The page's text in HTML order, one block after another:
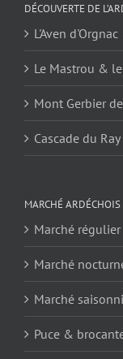
DÉCOUVERTE DE
L'Aven
Le Mastrou &
Mont Gerbier
Cascade du Ray
MARCHÉ ARDÉCHOIS
Marché régulier
Marché
Marché
Puce &